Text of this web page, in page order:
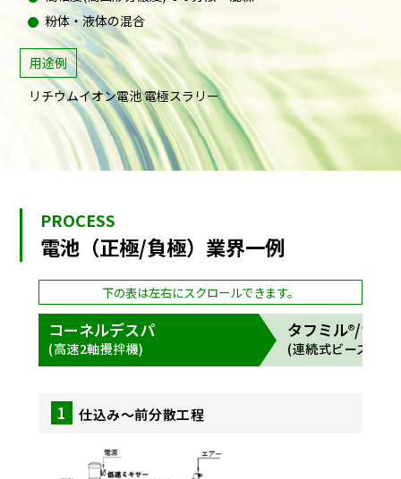
粉体・液体の混合
用途例
リチウムイオン電池 電極スラリー
PROCESS
電池（正極/負極）業界一例
コーネルデスパ
(高速2軸攪拌機)
タフミル®/ナノ
(連続式ビーズミル)
1 仕込み〜前分散工程